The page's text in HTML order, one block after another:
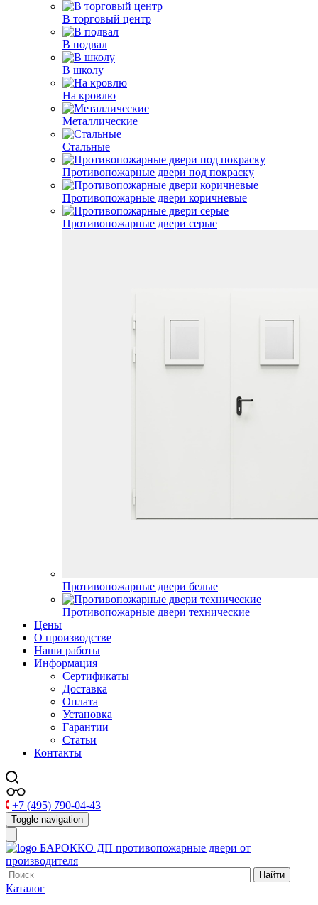
В торговый центр
В подвал
В школу
На кровлю
Металлические
Стальные
Противопожарные двери под покраску
Противопожарные двери коричневые
Противопожарные двери серые
Противопожарные двери белые
Противопожарные двери технические
Цены
О производстве
Наши работы
Информация
Сертификаты
Доставка
Оплата
Установка
Гарантии
Статьи
Контакты
+7 (495) 790-04-43
Toggle navigation
БАРОККО ДП противопожарные двери от
производителя
Найти
Каталог